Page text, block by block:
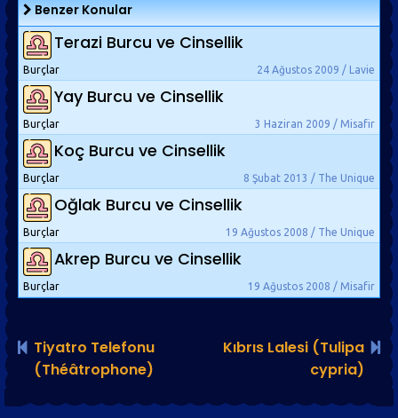
Benzer Konular
Terazi Burcu ve Cinsellik
24 Ağustos 2009 / Lavie
Burçlar
Yay Burcu ve Cinsellik
3 Haziran 2009 / Misafir
Burçlar
Koç Burcu ve Cinsellik
8 Şubat 2013 / The Unique
Burçlar
Oğlak Burcu ve Cinsellik
19 Ağustos 2008 / The Unique
Burçlar
Akrep Burcu ve Cinsellik
19 Ağustos 2008 / Misafir
Burçlar
Tiyatro Telefonu
(Théâtrophone)
Kıbrıs Lalesi (Tulipa
cypria)